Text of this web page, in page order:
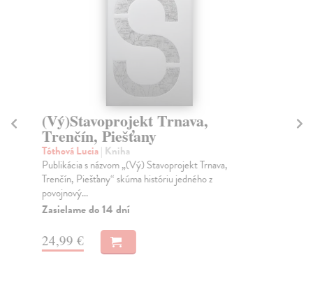
(Vý)Stavoprojekt Trnava,
Trenčín, Piešťany
Tóthová Lucia| Kniha
Publikácia s názvom „(Vý) Stavoprojekt Trnava,
Trenčín, Piešťany“ skúma históriu jedného z
povojnový...
Zasielame do 14 dní
24,99 €